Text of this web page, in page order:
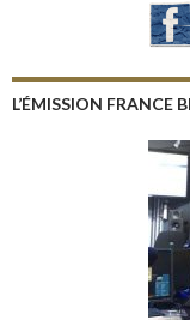
L’ÉMISSION FRANCE